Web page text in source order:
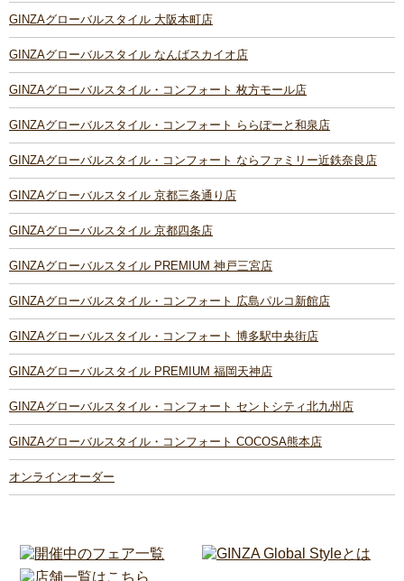
GINZAグローバルスタイル 大阪本町店
GINZAグローバルスタイル なんばスカイオ店
GINZAグローバルスタイル・コンフォート 枚方モール店
GINZAグローバルスタイル・コンフォート ららぽーと和泉店
GINZAグローバルスタイル・コンフォート ならファミリー近鉄奈良店
GINZAグローバルスタイル 京都三条通り店
GINZAグローバルスタイル 京都四条店
GINZAグローバルスタイル PREMIUM 神戸三宮店
GINZAグローバルスタイル・コンフォート 広島パルコ新館店
GINZAグローバルスタイル・コンフォート 博多駅中央街店
GINZAグローバルスタイル PREMIUM 福岡天神店
GINZAグローバルスタイル・コンフォート セントシティ北九州店
GINZAグローバルスタイル・コンフォート COCOSA熊本店
オンラインオーダー